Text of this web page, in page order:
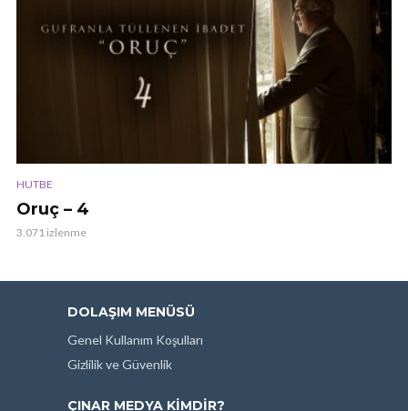
HUTBE
Oruç – 4
3.071 izlenme
DOLAŞIM MENÜSÜ
Genel Kullanım Koşulları
Gizlilik ve Güvenlik
ÇINAR MEDYA KIMDIR?